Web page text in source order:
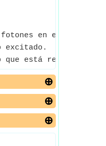
en el segundo
excitado.
que está